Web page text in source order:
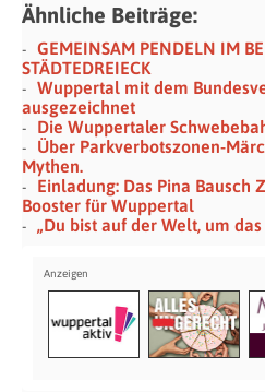
Ähnliche Beiträge:
GEMEINSAM PENDELN IM
STÄDTEDREIECK
Wuppertal mit dem
ausgezeichnet
Die Wuppertaler
Über Parkverbotszonen-
Mythen.
Einladung: Das Pina Bausch
Booster für Wuppertal
„Du bist auf der Welt, um